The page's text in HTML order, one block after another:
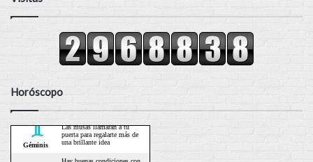
Horóscopo